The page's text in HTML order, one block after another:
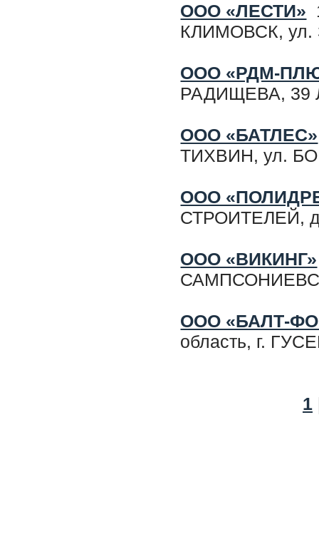
ООО «ЛЕСТИ»
КЛИМОВСК, ул.
ООО «РДМ-
РАДИЩЕВА, 39
ООО «БАТЛЕС»
ТИХВИН, ул.
ООО
СТРОИТЕЛЕЙ,
ООО «ВИКИНГ»
ООО «БАЛТ-
область, г.
1